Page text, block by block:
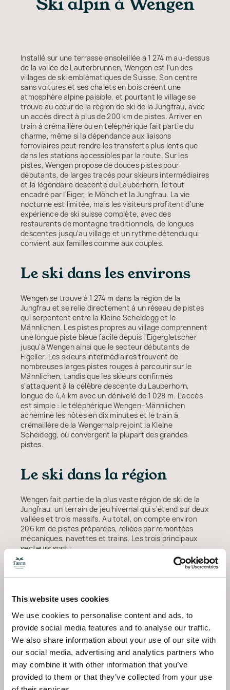
This website uses cookies
We use cookies to personalise content and ads, to
provide social media features and to analyse our traffic.
We also share information about your use of our site with
our social media, advertising and analytics partners who
may combine it with other information that you’ve
provided to them or that they’ve collected from your use
Installé sur une terrasse ensoleillée à 1 274 m au-dessus
de la vallée de Lauterbrunnen, Wengen est l'un des
villages de ski emblématiques de Suisse. Son centre
sans voitures et ses chalets en bois créent une
atmosphère alpine paisible, et pourtant le village se
trouve au cœur de la région de ski de la Jungfrau, avec
un accès direct à plus de 200 km de pistes. Arriver en
train à crémaillère ou en téléphérique fait partie du
charme, même si la dépendance aux liaisons
ferroviaires peut rendre les transferts plus lents que
dans les stations accessibles par la route. Sur les
pistes, Wengen propose de douces pistes pour
débutants, de larges tracés pour skieurs intermédiaires
et la légendaire descente du Lauberhorn, le tout
encadré par l'Eiger, le Mönch et la Jungfrau. La vie
nocturne est limitée, mais les visiteurs profitent d'une
expérience de ski suisse complète, avec des
restaurants de montagne traditionnels, de longues
descentes jusqu'au village et un rythme détendu qui
convient aux familles comme aux couples.
Le ski dans les environs
Wengen se trouve à 1 274 m dans la région de la
Jungfrau et se relie directement à un réseau de pistes
qui serpentent entre la Kleine Scheidegg et le
Männlichen. Les pistes propres au village comprennent
une longue piste bleue facile depuis l'Eigergletscher
jusqu'à Wengen ainsi que le secteur débutants de
Figeller. Les skieurs intermédiaires trouvent de
nombreuses larges pistes rouges à parcourir sur le
Männlichen, tandis que les skieurs confirmés
s'attaquent à la célèbre descente du Lauberhorn,
longue de 4,4 km avec un dénivelé de 1 028 m. L'accès
est simple : le téléphérique Wengen–Männlichen
achemine les hôtes en dix minutes et le train à
crémaillère de la Wengernalp rejoint la Kleine
Scheidegg, où convergent la plupart des grandes
pistes.
Le ski dans la région
Wengen fait partie de la plus vaste région de ski de la
Jungfrau, un terrain de jeu hivernal qui s'étend sur deux
vallées et trois massifs. Au total, on compte environ
206 km de pistes préparées, reliées par remontées
mécaniques, navettes et trains. Les trois principaux
secteurs sont :
le plus grand secteur, avec
103 km de pistes et 21 remontées. Il comprend la
rouges adaptées aux skieurs intermédiaires.
ensoleillé offre 49 km de pistes et 10 remontées, à des
altitudes comprises entre 1 050 m et 2 500 m.
Mürren–Schilthorn :le secteur le plus élevé culmine
à 2 970 m au Piz Gloria. Il propose 56 km de pistes et
13 remontées, dont la raide « Direttissima » et le décor
du film James Bond de 1969.